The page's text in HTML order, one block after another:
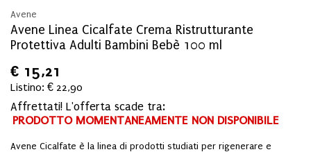
Avene
Avene Linea Cicalfate Crema Ristrutturante
Protettiva Adulti Bambini Bebè 100 ml
€ 15,21
Listino: € 22,90
Affrettati! L'offerta scade tra:
PRODOTTO MOMENTANEAMENTE NON DISPONIBILE
Avene Cicalfate è la linea di prodotti studiati per rigenerare e